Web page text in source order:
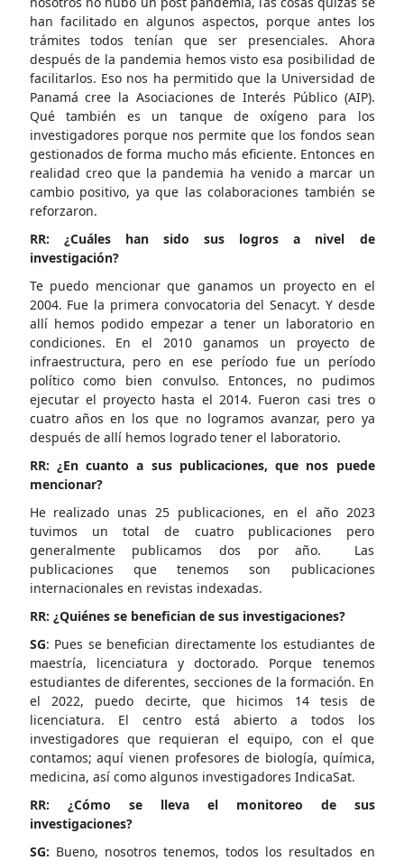
han facilitado en algunos aspectos, porque antes los
trámites todos tenían que ser presenciales. Ahora
después de la pandemia hemos visto esa posibilidad de
facilitarlos. Eso nos ha permitido que la Universidad de
Panamá cree la Asociaciones de Interés Público (AIP).
Qué también es un tanque de oxígeno para los
investigadores porque nos permite que los fondos sean
gestionados de forma mucho más eficiente. Entonces en
realidad creo que la pandemia ha venido a marcar un
cambio positivo, ya que las colaboraciones también se
reforzaron.
RR: ¿Cuáles han sido sus logros a nivel de
investigación?
Te puedo mencionar que ganamos un proyecto en el
2004. Fue la primera convocatoria del Senacyt. Y desde
allí hemos podido empezar a tener un laboratorio en
condiciones. En el 2010 ganamos un proyecto de
infraestructura, pero en ese período fue un período
político como bien convulso. Entonces, no pudimos
ejecutar el proyecto hasta el 2014. Fueron casi tres o
cuatro años en los que no logramos avanzar, pero ya
después de allí hemos logrado tener el laboratorio.
RR: ¿En cuanto a sus publicaciones, que nos puede
mencionar?
He realizado unas 25 publicaciones, en el año 2023
tuvimos un total de cuatro publicaciones pero
generalmente publicamos dos por año. Las
publicaciones que tenemos son publicaciones
internacionales en revistas indexadas.
RR: ¿Quiénes se benefician de sus investigaciones?
SG: Pues se benefician directamente los estudiantes de
maestría, licenciatura y doctorado. Porque tenemos
estudiantes de diferentes, secciones de la formación. En
el 2022, puedo decirte, que hicimos 14 tesis de
licenciatura. El centro está abierto a todos los
investigadores que requieran el equipo, con el que
contamos; aquí vienen profesores de biología, química,
medicina, así como algunos investigadores IndicaSat.
RR: ¿Cómo se lleva el monitoreo de sus
investigaciones?
SG: Bueno, nosotros tenemos, todos los resultados en